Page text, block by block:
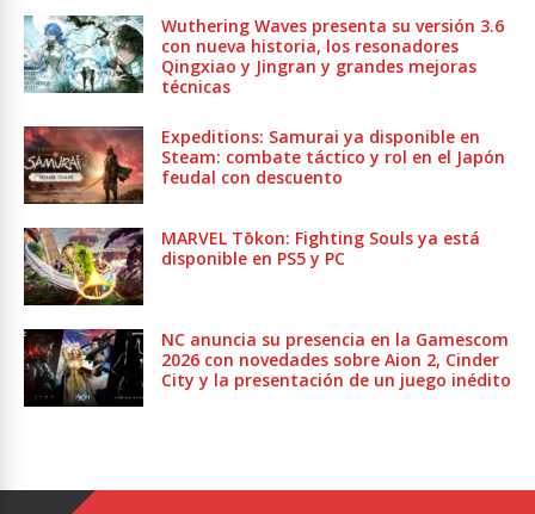
Wuthering Waves presenta su versión 3.6
con nueva historia, los resonadores
Qingxiao y Jingran y grandes mejoras
técnicas
Expeditions: Samurai ya disponible en
Steam: combate táctico y rol en el Japón
feudal con descuento
MARVEL Tōkon: Fighting Souls ya está
disponible en PS5 y PC
NC anuncia su presencia en la Gamescom
2026 con novedades sobre Aion 2, Cinder
City y la presentación de un juego inédito